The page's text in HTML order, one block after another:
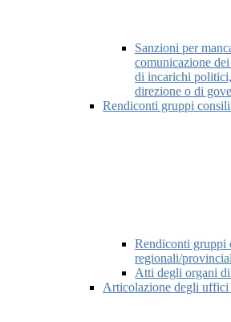
Sanzioni per
comunicazione
di incarichi
direzione o di
Rendiconti gruppi
Rendiconti gruppi
regionali/
Atti degli organi
Articolazione degli uffici